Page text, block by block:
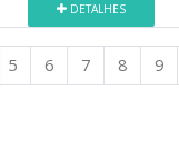
DETALHES
5 6 7 8 9